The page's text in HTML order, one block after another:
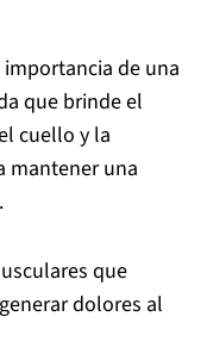
de una
que brinde el
cuello y la
mantener una
que
dolores al